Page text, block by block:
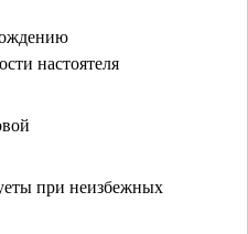
настоятеля
при неизбежных